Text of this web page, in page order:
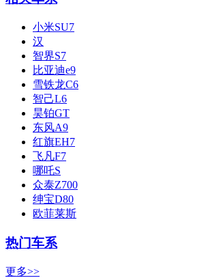
小米SU7
汉
智界S7
比亚迪e9
雪铁龙C6
智己L6
昊铂GT
东风A9
红旗EH7
飞凡F7
哪吒S
众泰Z700
绅宝D80
欧菲莱斯
热门车系
更多>>